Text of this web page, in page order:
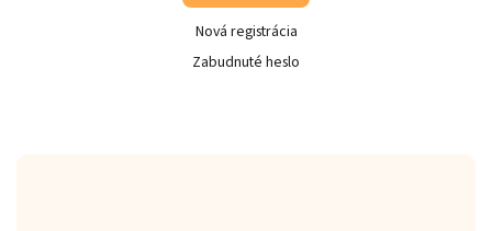
Nová registrácia
Zabudnuté heslo